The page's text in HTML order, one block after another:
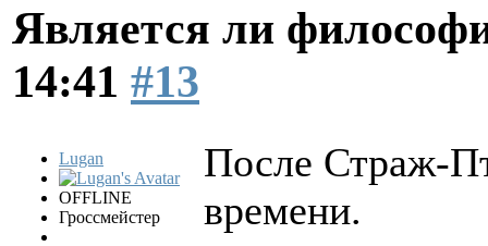
Является ли
14:41 #13
Lugan
OFFLINE
Гроссмейстер
После Страж-
времени.